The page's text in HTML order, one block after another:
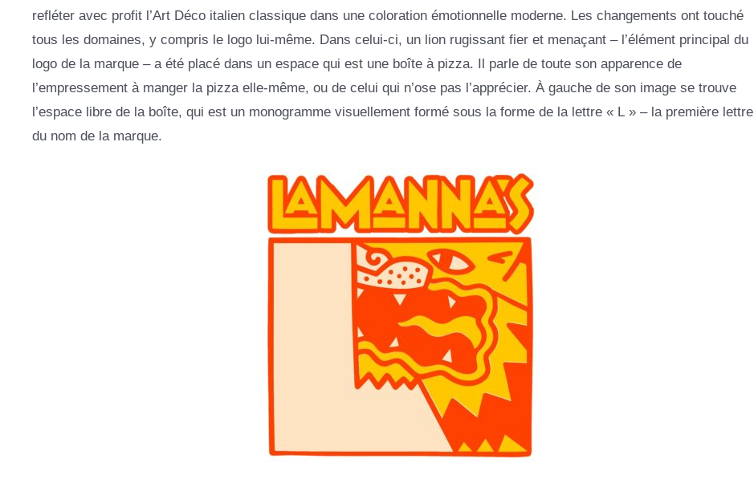
refléter avec profit l’Art Déco italien classique dans une coloration émotionnelle moderne. Les changements ont touché
tous les domaines, y compris le logo lui-même. Dans celui-ci, un lion rugissant fier et menaçant – l’élément principal du
logo de la marque – a été placé dans un espace qui est une boîte à pizza. Il parle de toute son apparence de
l’empressement à manger la pizza elle-même, ou de celui qui n’ose pas l’apprécier. À gauche de son image se trouve
l’espace libre de la boîte, qui est un monogramme visuellement formé sous la forme de la lettre « L » – la première lettre
du nom de la marque.